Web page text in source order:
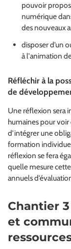
pouvoir
numérique
des nouveaux
disposer d’un
à l'animation
Réfléchir à la
de
Une réflexion sera
humaines pour voir
d’intégrer une
formation
réflexion se fera
quelle mesure
annuels
Chantier
et